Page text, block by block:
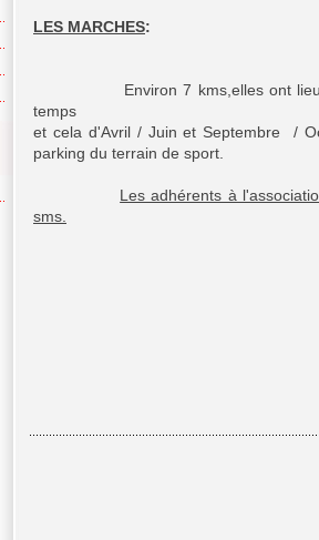
LES MARCHES:
Environ 7 kms,elles ont lieu
temps
et cela d'Avril / Juin et Septembre /
parking du terrain de sport.
Les adhérents à
sms.